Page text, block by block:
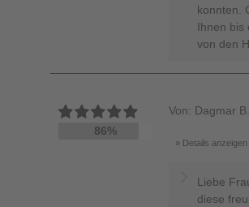
konnten.
Ihnen bis
von den
86%
Von: Dagmar B.
Details anzeigen
Liebe
diese